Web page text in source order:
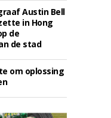
Austin Bell
in Hong
de
de stad
om oplossing